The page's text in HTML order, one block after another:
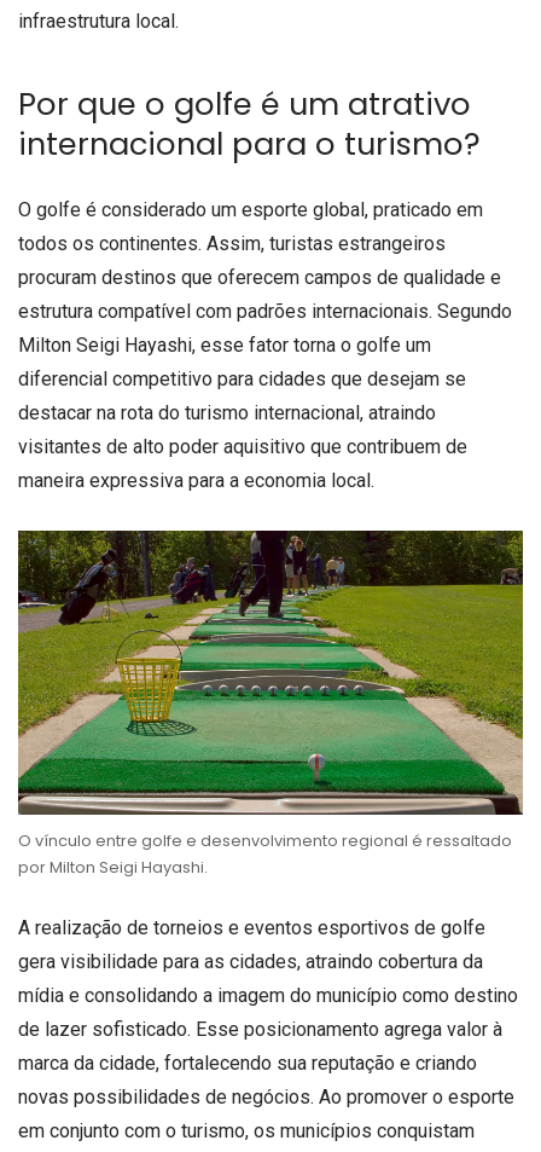
infraestrutura local.
Por que o golfe é um atrativo
internacional para o turismo?
O golfe é considerado um esporte global, praticado em
todos os continentes. Assim, turistas estrangeiros
procuram destinos que oferecem campos de qualidade e
estrutura compatível com padrões internacionais. Segundo
Milton Seigi Hayashi, esse fator torna o golfe um
diferencial competitivo para cidades que desejam se
destacar na rota do turismo internacional, atraindo
visitantes de alto poder aquisitivo que contribuem de
maneira expressiva para a economia local.
O vínculo entre golfe e desenvolvimento regional é ressaltado
por Milton Seigi Hayashi.
A realização de torneios e eventos esportivos de golfe
gera visibilidade para as cidades, atraindo cobertura da
mídia e consolidando a imagem do município como destino
de lazer sofisticado. Esse posicionamento agrega valor à
marca da cidade, fortalecendo sua reputação e criando
novas possibilidades de negócios. Ao promover o esporte
em conjunto com o turismo, os municípios conquistam